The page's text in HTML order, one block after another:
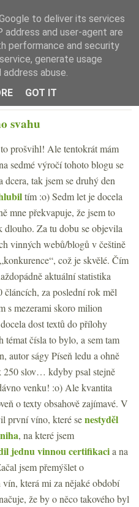
svahu
prošvihl! Ale tentokrát mám
sedmé výročí tohoto blogu se
dcera, tak jsem se druhý den
tím :o) Sedm let je docela
mne překvapuje, že jsem to
dlouho. Za tu dobu se objevila
vinných webů/blogů v češtině
což je skvělé. Čím
aktuální statistika
za poslední rok měl
s mezerami skoro milion
dost textů do přílohy
témat čísla to bylo, a sem tam
autor ságy Píseň ledu a ohně
250 slov… kdyby psal stejně
venku! :o) Ale kvantita
o texty obsahově zajímavé. V
první víno, které senestyděl
, na které jsem
jednu vinnou certifikacia na
jsem přemýšlet o
která mi za nějaké období
že by o něco takového byl
to deliver its services
address and user-agent are
performance and security
generate usage
abuse.
GOT IT